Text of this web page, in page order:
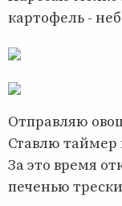
картофель -
Отправляю
Ставлю таймер
За это время
печенью